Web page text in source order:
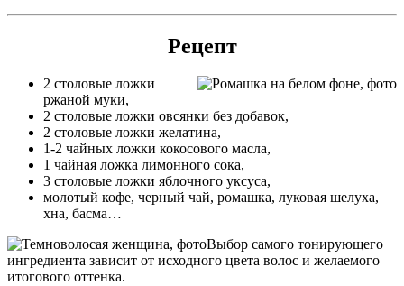
Рецепт
2 столовые ложки
ржаной муки,
2 столовые ложки овсянки без добавок,
2 столовые ложки желатина,
1-2 чайных ложки кокосового масла,
1 чайная ложка лимонного сока,
3 столовые ложки яблочного уксуса,
молотый кофе, черный чай, ромашка, луковая шелуха,
хна, басма…
Выбор самого тонирующего
ингредиента зависит от исходного цвета волос и желаемого
итогового оттенка.